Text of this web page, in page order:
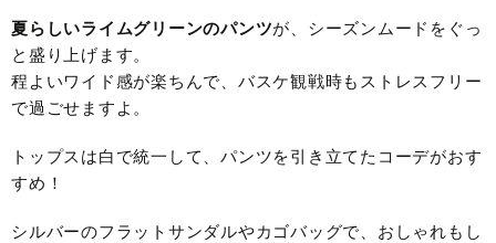
夏らしいライムグリーンのパンツが、シーズンムードをぐっ
と盛り上げます。
程よいワイド感が楽ちんで、バスケ観戦時もストレスフリー
で過ごせますよ。
トップスは白で統一して、パンツを引き立てたコーデがおす
すめ！
シルバーのフラットサンダルやカゴバッグで、おしゃれもし